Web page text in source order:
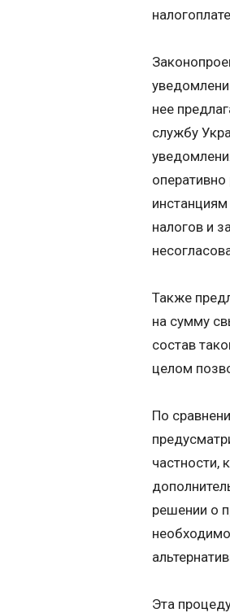
нее
службу
налогов и
Также
на сумму
состав
целом
По
частности,
решении о
Эта